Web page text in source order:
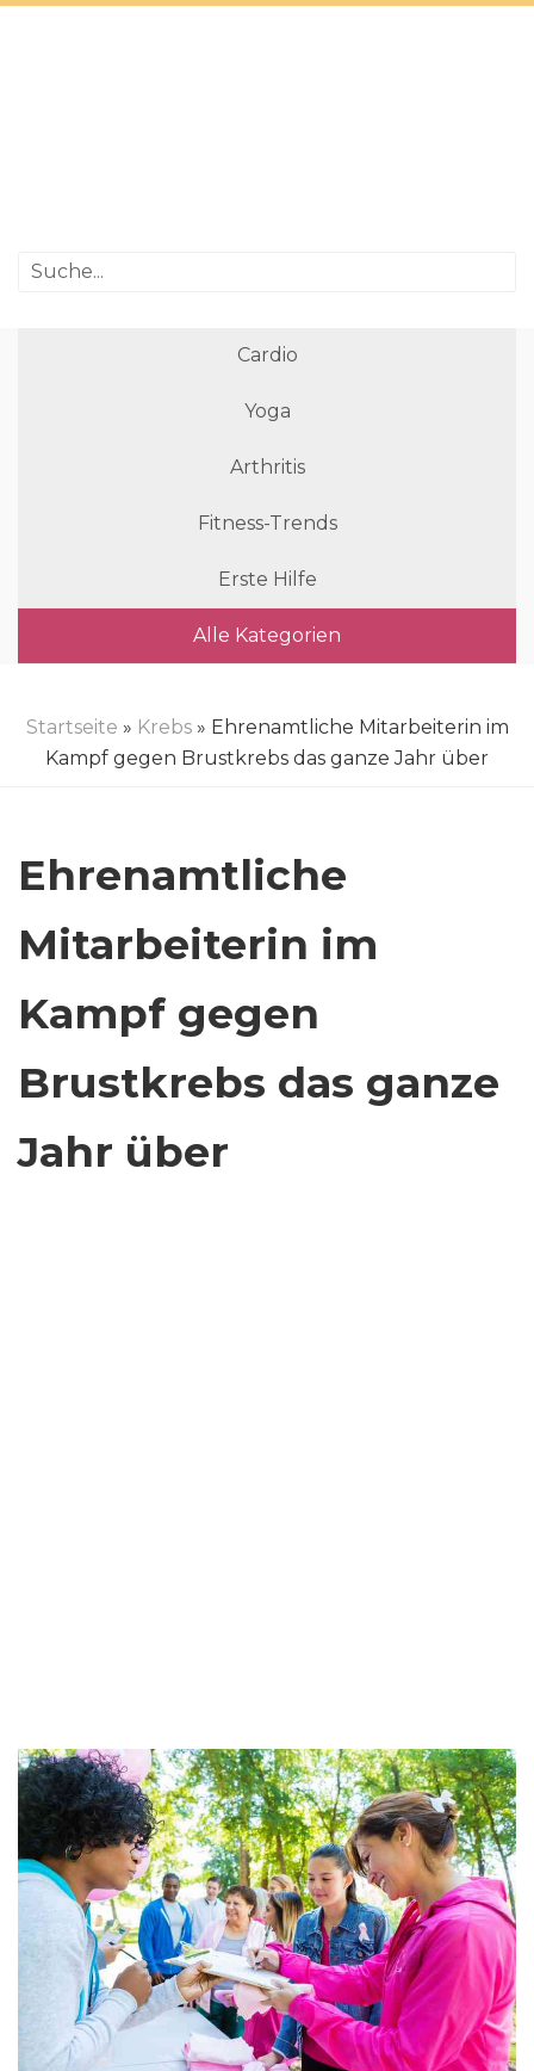
Cardio
Yoga
Arthritis
Fitness-Trends
Erste Hilfe
Alle Kategorien
Startseite » Krebs» Ehrenamtliche Mitarbeiterin im
Kampf gegen Brustkrebs das ganze Jahr über
Ehrenamtliche
Mitarbeiterin im
Kampf gegen
Brustkrebs das ganze
Jahr über